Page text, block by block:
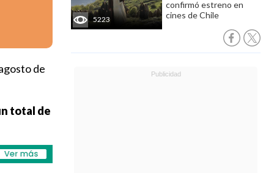
5223
confirmó estreno en
cines de Chile
de
total de